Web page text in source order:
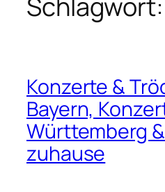
Konzerte &
Bayern,
Württemberg
zuhause